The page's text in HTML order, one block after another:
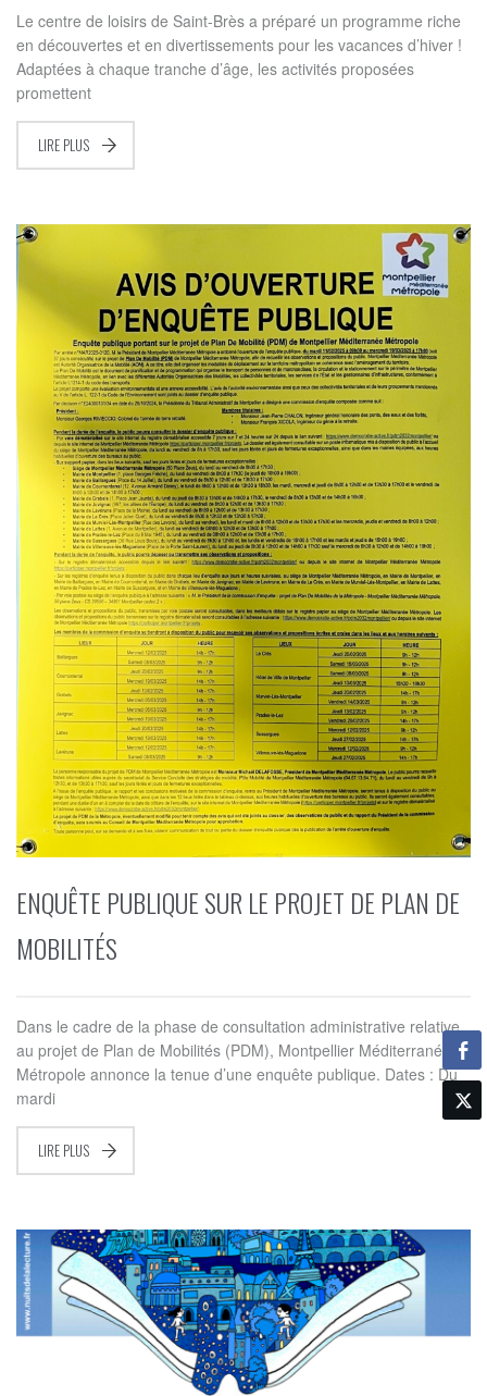
Le centre de loisirs de Saint-Brès a préparé un programme riche
en découvertes et en divertissements pour les vacances d’hiver !
Adaptées à chaque tranche d’âge, les activités proposées
promettent
LIRE PLUS
ENQUÊTE PUBLIQUE SUR LE PROJET DE PLAN DE
MOBILITÉS
Dans le cadre de la phase de consultation administrative relative
au projet de Plan de Mobilités (PDM), Montpellier Méditerranée
Métropole annonce la tenue d’une enquête publique. Dates : Du
mardi
LIRE PLUS